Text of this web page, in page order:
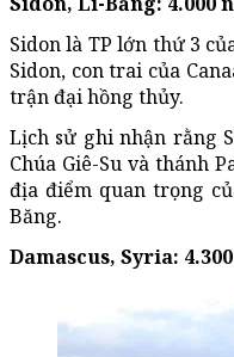
Sidon là TP lớn thứ 3
Sidon, con trai của
trận đại hồng thủy.
Lịch sử ghi nhận rằng
Chúa Giê-Su và thánh
địa điểm quan trọng
Băng.
Damascus, Syria: